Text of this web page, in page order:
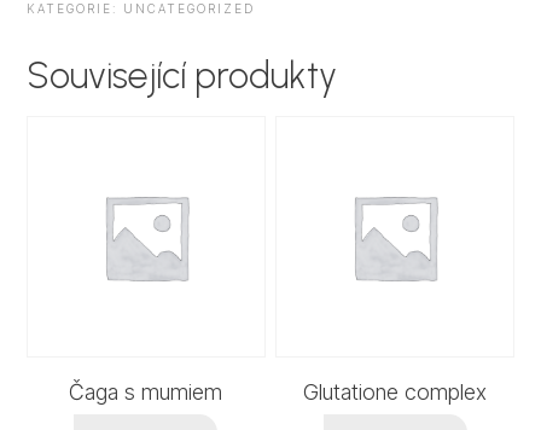
KATEGORIE: UNCATEGORIZED
Související produkty
Čaga s mumiem Glutatione complex